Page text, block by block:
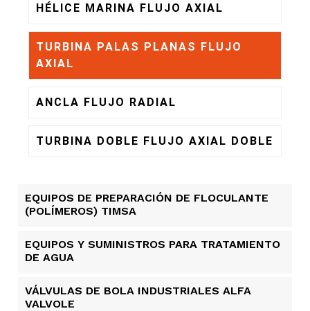
HÉLICE MARINA FLUJO AXIAL
TURBINA PALAS PLANAS FLUJO
AXIAL
ANCLA FLUJO RADIAL
TURBINA DOBLE FLUJO AXIAL DOBLE
EQUIPOS DE PREPARACIÓN DE FLOCULANTE
(POLÍMEROS) TIMSA
EQUIPOS Y SUMINISTROS PARA TRATAMIENTO
DE AGUA
VÁLVULAS DE BOLA INDUSTRIALES ALFA
VALVOLE